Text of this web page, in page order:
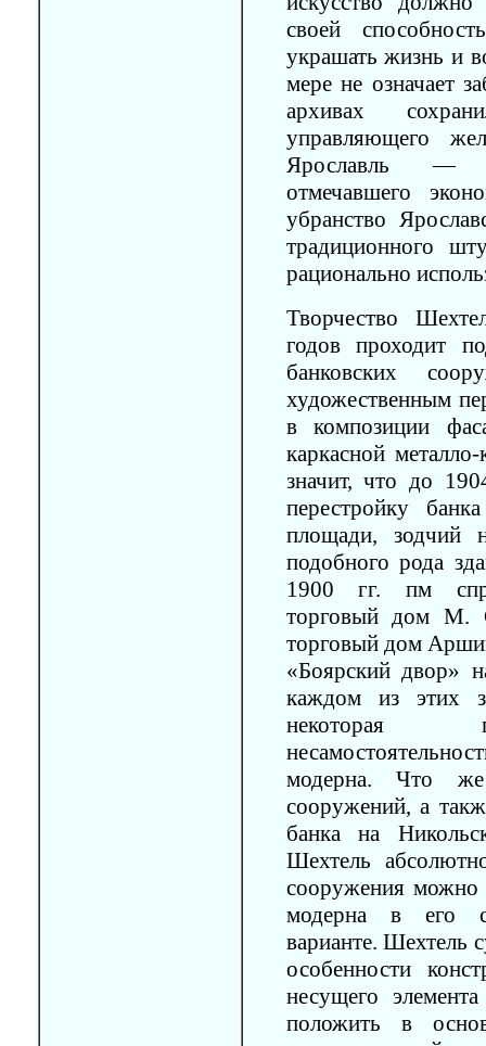
своей
украшать жизнь и
мере не означает
архивах
управляющего
Ярославль —
отмечавшего
убранство
традиционного
рационально
Творчество
годов проходит
банковских
художественным
в композиции
каркасной
значит, что до
перестройку
площади, зодчий
подобного рода
1900 гг. пм
торговый дом М.
торговый дом
«Боярский двор»
каждом из этих
некоторая
модерна. Что же
сооружений, а
банка на
Шехтель
сооружения можно
модерна в его
варианте. Шехтель
особенности
несущего
положить в